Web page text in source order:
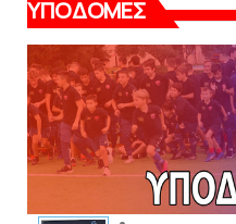
ΥΠΟΔΟΜΕΣ